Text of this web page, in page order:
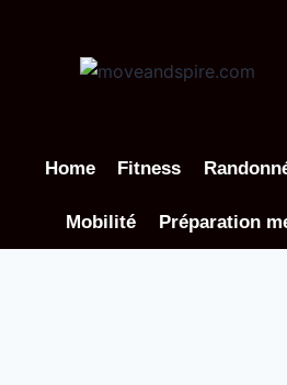
Home Fitness
Mobilité Préparation